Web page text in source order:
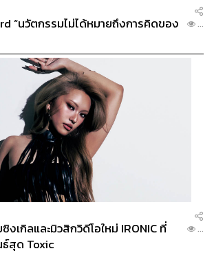
“นวัตกรรมไม่ได้หมายถึงการคิดของ
...
งเกิลและมิวสิกวิดีโอใหม่ IRONIC ที่
สุด Toxic
...